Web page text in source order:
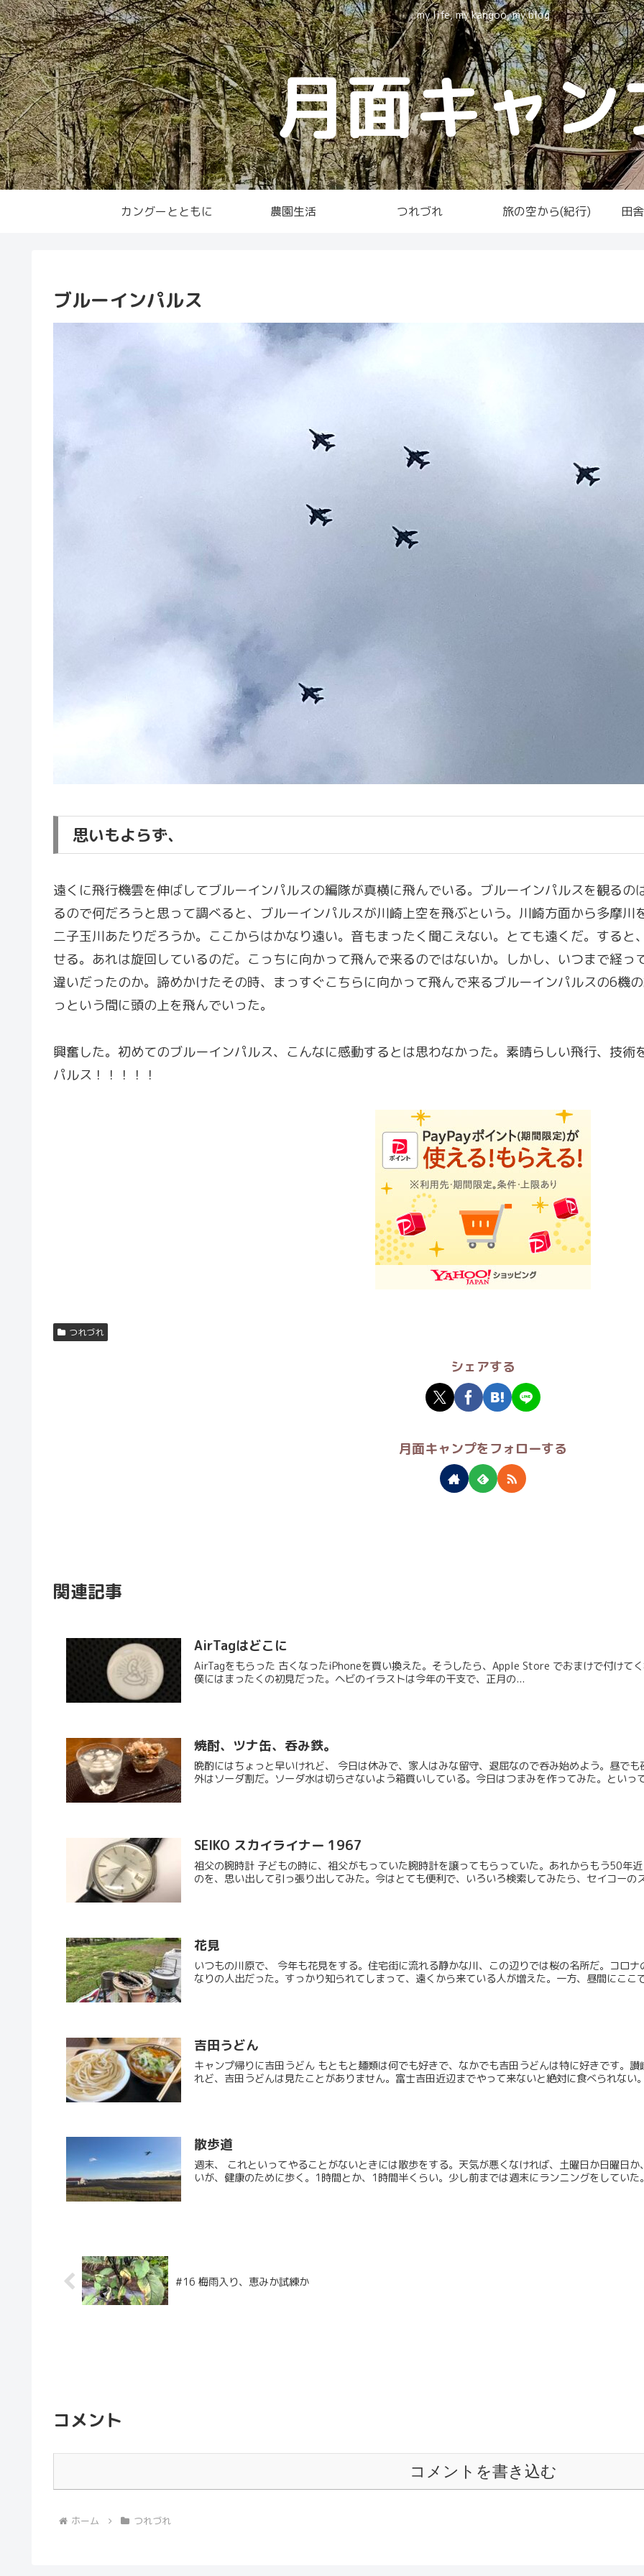
my life, my kangoo, my blog
月面キャン
カングーとともに 農園生活 つれづれ 旅の空から(紀行) 田
ブルーインパルス
思いもよらず、
遠くに飛行機雲を伸ばしてブルーインパルスの編隊が真横に飛んでいる。ブルーインパルスを観る
るので何だろうと思って調べると、ブルーインパルスが川崎上空を飛ぶという。川崎方面から多摩川
二子玉川あたりだろうか。ここからはかなり遠い。音もまったく聞こえない。とても遠くだ。する
せる。あれは旋回しているのだ。こっちに向かって飛んで来るのではないか。しかし、いつまで経
違いだったのか。諦めかけたその時、まっすぐこちらに向かって飛んで来るブルーインパルスの6機
っという間に頭の上を飛んでいった。
興奮した。初めてのブルーインパルス、こんなに感動するとは思わなかった。素晴らしい飛行、技
パルス！！！！！
つれづれ
シェアする
月面キャンプをフォローする
関連記事
AirTagはどこに
AirTagをもらった 古くなったiPhoneを買い換えた。そうしたら、Apple Store でおまけで付けて
僕にはまったくの初見だった。ヘビのイラストは今年の干支で、正月の...
焼酎、ツナ缶、呑み鉄。
晩酌にはちょっと早いけれど、 今日は休みで、家人はみな留守、退屈なので呑み始めよう。昼で
外はソーダ割だ。ソーダ水は切らさないよう箱買いしている。今日はつまみを作ってみた。といっ
SEIKO スカイライナー 1967
祖父の腕時計 子どもの時に、祖父がもっていた腕時計を譲ってもらっていた。あれからもう50年
のを、思い出して引っ張り出してみた。今はとても便利で、いろいろ検索してみたら、セイコーの
花見
いつもの川原で、 今年も花見をする。住宅街に流れる静かな川、この辺りでは桜の名所だ。コロ
なりの人出だった。すっかり知られてしまって、遠くから来ている人が増えた。一方、昼間にここ
吉田うどん
キャンプ帰りに吉田うどん もともと麺類は何でも好きで、なかでも吉田うどんは特に好きです。
れど、吉田うどんは見たことがありません。富士吉田近辺までやって来ないと絶対に食べられない
散歩道
週末、 これといってやることがないときには散歩をする。天気が悪くなければ、土曜日か日曜日
いが、健康のために歩く。1時間とか、1時間半くらい。少し前までは週末にランニングをしていた
#16 梅雨入り、恵みか試練か
コメント
コメントを書き込む
ホーム つれづれ